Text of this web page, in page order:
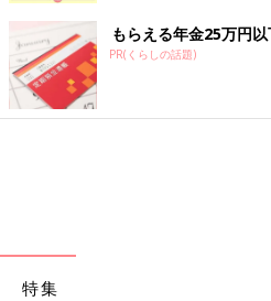
もらえる年金25万円
PR(くらしの話題)
特集